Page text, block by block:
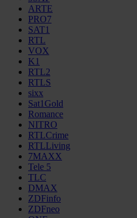
ARTE
PRO7
SAT1
RTL
VOX
K1
RTL2
RTLS
sixx
Sat1Gold
Romance
NITRO
RTLCrime
RTLLiving
7MAXX
Tele 5
TLC
DMAX
ZDFinfo
ZDFneo